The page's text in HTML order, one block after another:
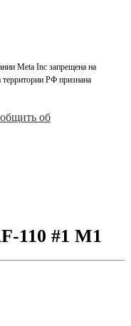
Meta Inc запрещена на
РФ признана
об
110 #1 M1